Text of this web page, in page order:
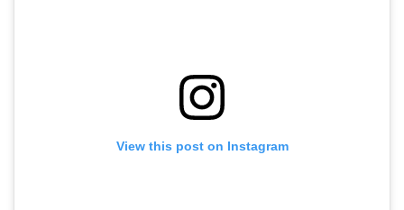
View this post on Instagram